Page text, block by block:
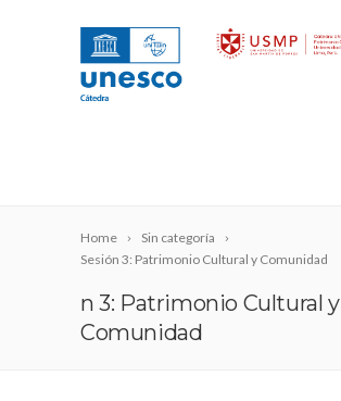
Home
Sin categoría
Sesión 3: Patrimonio Cultural y Comunidad
n 3: Patrimonio Cultural y
Comunidad